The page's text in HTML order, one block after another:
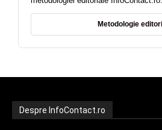
Metodologie
Despre InfoContact.ro